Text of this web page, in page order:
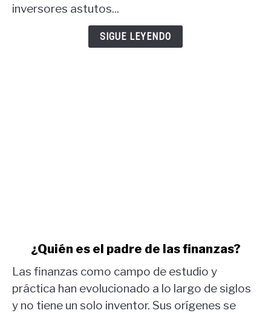
COT
inversores astutos...
SIGUE LEYENDO
¿Quién
es
el
¿Quién es el padre de las finanzas?
Las finanzas como campo de estudio y
práctica han evolucionado a lo largo de siglos
y no tiene un solo inventor. Sus orígenes se